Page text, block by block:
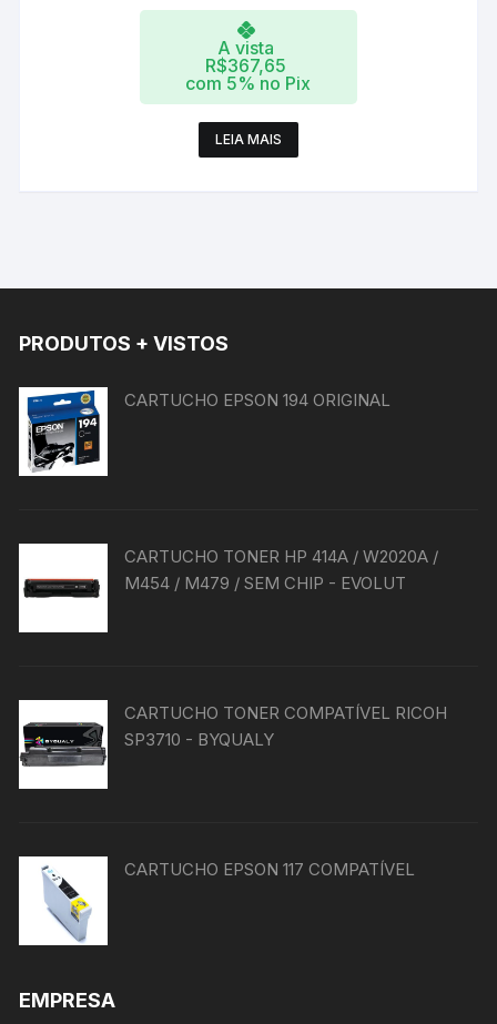
A vista
R$367,65
com 5% no Pix
LEIA MAIS
PRODUTOS + VISTOS
CARTUCHO EPSON 194 ORIGINAL
CARTUCHO TONER HP 414A / W2020A /
M454 / M479 / SEM CHIP - EVOLUT
CARTUCHO TONER COMPATÍVEL RICOH
SP3710 - BYQUALY
CARTUCHO EPSON 117 COMPATÍVEL
EMPRESA